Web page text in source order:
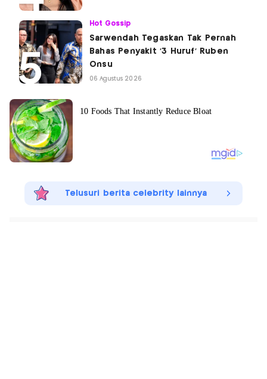
Hot Gossip
Sarwendah Tegaskan Tak Pernah
Bahas Penyakit '3 Huruf' Ruben
Onsu
06 Agustus 2026
Telusuri berita celebrity lainnya